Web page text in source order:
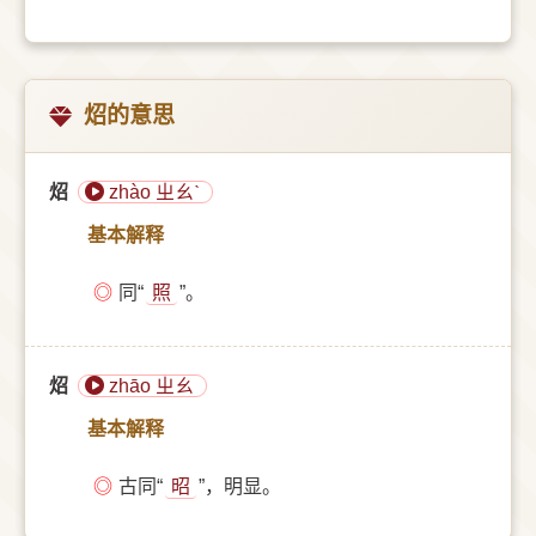
炤的意思
炤 zhào ㄓㄠˋ
基本解释
◎ 同“ 照 ”。
炤 zhāo ㄓㄠ
基本解释
◎ 古同“ 昭 ”，明显。